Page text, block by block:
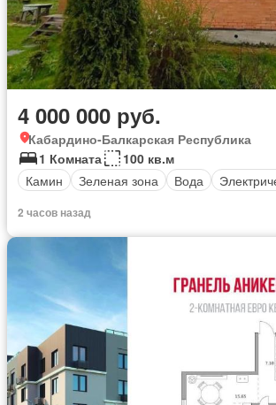
4 000 000 руб.
Кабардино-Балкарская Республика
1 Комната
100 кв.м
Камин
Зеленая зона Вода
2 часов назад